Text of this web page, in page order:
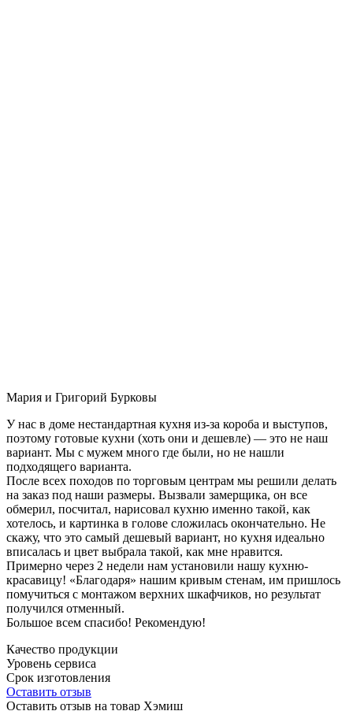
Мария и Григорий Бурковы
У нас в доме нестандартная кухня из-за короба и выступов,
поэтому готовые кухни (хоть они и дешевле) — это не наш
вариант. Мы с мужем много где были, но не нашли
подходящего варианта.
После всех походов по торговым центрам мы решили делать
на заказ под наши размеры. Вызвали замерщика, он все
обмерил, посчитал, нарисовал кухню именно такой, как
хотелось, и картинка в голове сложилась окончательно. Не
скажу, что это самый дешевый вариант, но кухня идеально
вписалась и цвет выбрала такой, как мне нравится.
Примерно через 2 недели нам установили нашу кухню-
красавицу! «Благодаря» нашим кривым стенам, им пришлось
помучиться с монтажом верхних шкафчиков, но результат
получился отменный.
Большое всем спасибо! Рекомендую!
Качество продукции
Уровень сервиса
Срок изготовления
Оставить отзыв
Оставить отзыв на товар Хэмиш